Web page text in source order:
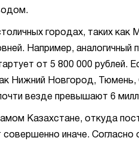
городах, таких
Например, аналогичный
от 5 800 000 рублей.
Нижний Новгород,
везде превышают 6
Казахстане, откуда
совершенно иначе.